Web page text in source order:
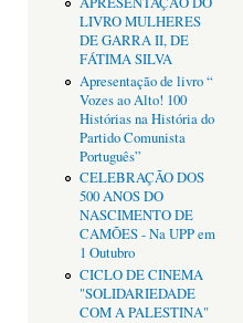
LIVRO MULHERES
DE GARRA II, DE
FÁTIMA SILVA
Apresentação de livro “
Vozes ao Alto! 100
Histórias na História do
Partido Comunista
Português”
CELEBRAÇÃO DOS
500 ANOS DO
NASCIMENTO DE
CAMÕES - Na UPP em
1 Outubro
CICLO DE CINEMA
"SOLIDARIEDADE
COM A PALESTINA"